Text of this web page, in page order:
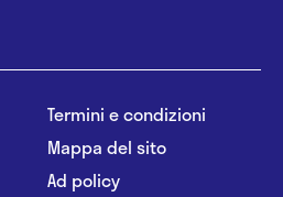
Termini e condizioni
Mappa del sito
Ad policy